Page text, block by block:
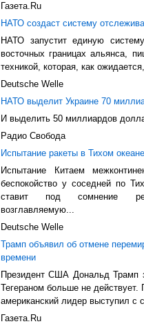
Газета.Ru
НАТО создаст систему
НАТО запустит единую
восточных границах альянса,
техникой, которая, как
Deutsche Welle
НАТО выделит Украине 70
И выделить 50 миллиардов
Радио Свобода
Испытание ракеты в Тихом
Испытание Китаем
беспокойство у соседней по
ставит под сомнение
возглавляемую...
Deutsche Welle
Трамп объявил об отмене
времени
Президент США Дональд Трамп
Тегераном больше не
американский лидер выступил с
Газета.Ru